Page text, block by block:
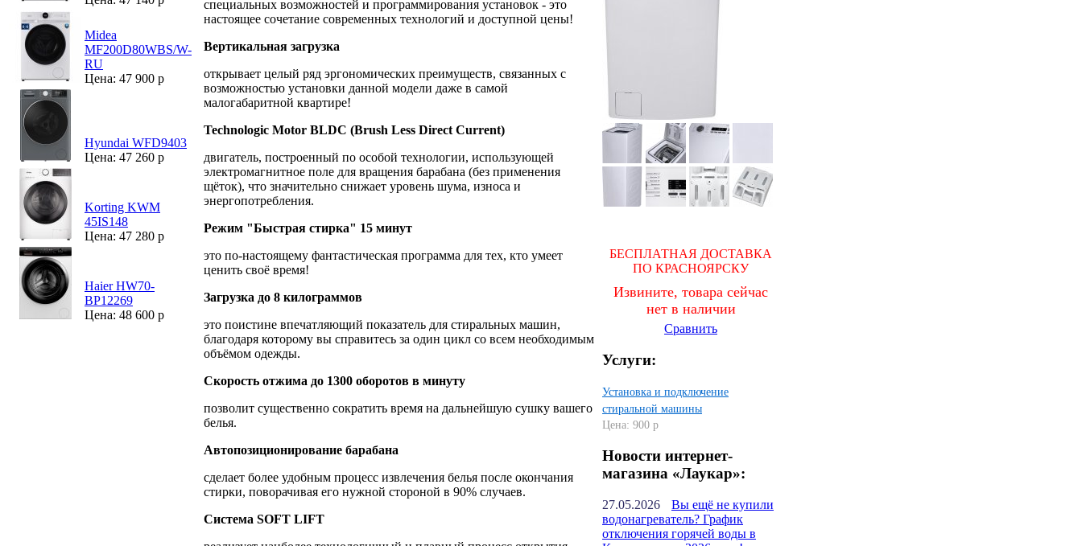
Midea
MF200D80WBS/W-
RU
Цена: 47 900 р
Hyundai WFD9403
Цена: 47 260 р
Korting KWM
45IS148
Цена: 47 280 р
Haier HW70-
BP12269
Цена: 48 600 р
БЕСПЛАТНАЯ ДОСТАВКА
ПО КРАСНОЯРСКУ
Извините, товара сейчас
нет в наличии
Сравнить
Услуги:
Установка и подключение
стиральной машины
Цена: 900 р
Новости интернет-
магазина «Лаукар»:
27.05.2026
Вы ещё не купили
водонагреватель? График
отключения горячей воды в
специальных возможностей и программирования установок - это
настоящее сочетание современных технологий и доступной цены!
Вертикальная загрузка
открывает целый ряд эргономических преимуществ, связанных с
возможностью установки данной модели даже в самой
малогабаритной квартире!
Technologic Motor BLDC (Brush Less Direct Current)
двигатель, построенный по особой технологии, использующей
электромагнитное поле для вращения барабана (без применения
щёток), что значительно снижает уровень шума, износа и
энергопотребления.
Режим "Быстрая стирка" 15 минут
это по-настоящему фантастическая программа для тех, кто умеет
ценить своё время!
Загрузка до 8 килограммов
это поистине впечатляющий показатель для стиральных машин,
благодаря которому вы справитесь за один цикл со всем необходимым
объёмом одежды.
Скорость отжима до 1300 оборотов в минуту
позволит существенно сократить время на дальнейшую сушку вашего
белья.
Автопозиционирование барабана
сделает более удобным процесс извлечения белья после окончания
стирки, поворачивая его нужной стороной в 90% случаев.
Система SOFT LIFT